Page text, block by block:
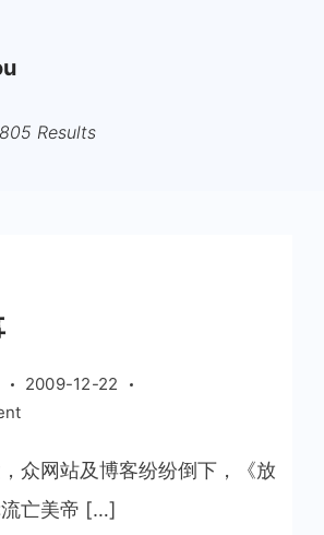
Results
2009-12-22
on
谈
网
事
众网站及博客纷纷倒下，《放
亡美帝 […]